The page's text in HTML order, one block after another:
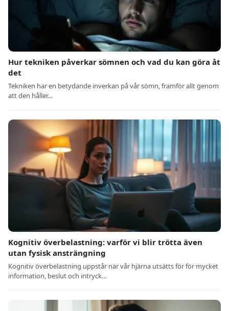
Hur tekniken påverkar sömnen och vad du kan göra åt
det
Tekniken har en betydande inverkan på vår sömn, framför allt genom
att den håller…
Kognitiv överbelastning: varför vi blir trötta även
utan fysisk ansträngning
Kognitiv överbelastning uppstår när vår hjärna utsätts för för mycket
information, beslut och intryck…